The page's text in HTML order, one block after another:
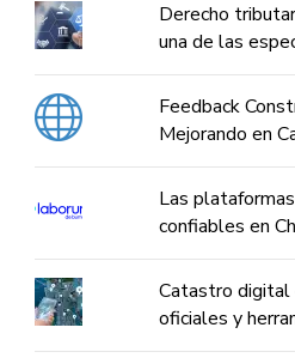
Derecho
una de las
Feedback
Mejorando en
Las
confiables en
Catastro digital
oficiales y